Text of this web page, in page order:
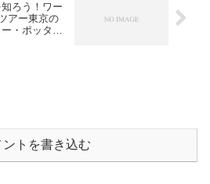
ろう！ワー
アー東京の
・ポッタ
ントを書き込む